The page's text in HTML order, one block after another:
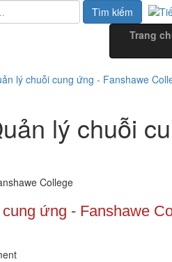
Trang
lý chuỗi cung ứng - Fanshawe
lý chuỗi
ứng - Fanshawe